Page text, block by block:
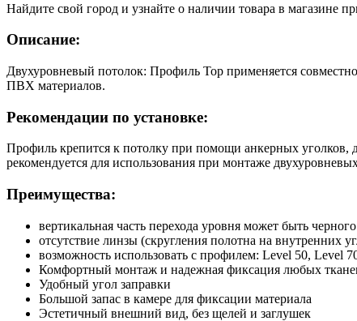
Найдите свой город и узнайте о наличии товара в магазине
Описание:
Двухуровневый потолок: Профиль Top применяется
ПВХ материалов.
Рекомендации по установке:
Профиль крепится к потолку при помощи анкерных уголков,
рекомендуется для использования при монтаже
Преимущества:
вертикальная часть перехода уровня может быть
отсутствие линзы (скругления полотна на внутренних
возможность использовать с профилем: Level 50, Level
Комфортный монтаж и надежная фиксация любых
Удобный угол заправки
Большой запас в камере для фиксации материала
Эстетичный внешний вид, без щелей и заглушек